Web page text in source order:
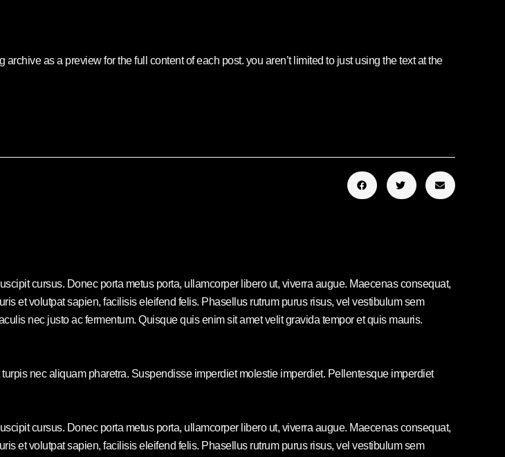
as a preview for the full content of each post. you aren’t limited to just using the text at the
cursus. Donec porta metus porta, ullamcorper libero ut, viverra augue. Maecenas consequat,
et volutpat sapien, facilisis eleifend felis. Phasellus rutrum purus risus, vel vestibulum sem
nec justo ac fermentum. Quisque quis enim sit amet velit gravida tempor et quis mauris.
nec aliquam pharetra. Suspendisse imperdiet molestie imperdiet. Pellentesque imperdiet
cursus. Donec porta metus porta, ullamcorper libero ut, viverra augue. Maecenas consequat,
et volutpat sapien, facilisis eleifend felis. Phasellus rutrum purus risus, vel vestibulum sem